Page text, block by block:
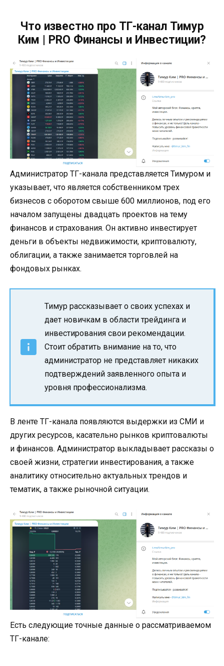
Что известно про ТГ-канал Тимур
Ким | PRO Финансы и Инвестиции?
Администратор ТГ-канала представляется Тимуром и
указывает, что является собственником трех
бизнесов с оборотом свыше 600 миллионов, под его
началом запущены двадцать проектов на тему
финансов и страхования. Он активно инвестирует
деньги в объекты недвижимости, криптовалюту,
облигации, а также занимается торговлей на
фондовых рынках.
Тимур рассказывает о своих успехах и
дает новичкам в области трейдинга и
инвестирования свои рекомендации.
Стоит обратить внимание на то, что
администратор не представляет никаких
подтверждений заявленного опыта и
уровня профессионализма.
В ленте ТГ-канала появляются выдержки из СМИ и
других ресурсов, касательно рынков криптовалюты
и финансов. Администратор выкладывает рассказы о
своей жизни, стратегии инвестирования, а также
аналитику относительно актуальных трендов и
тематик, а также рыночной ситуации.
Есть следующие точные данные о рассматриваемом
ТГ-канале: